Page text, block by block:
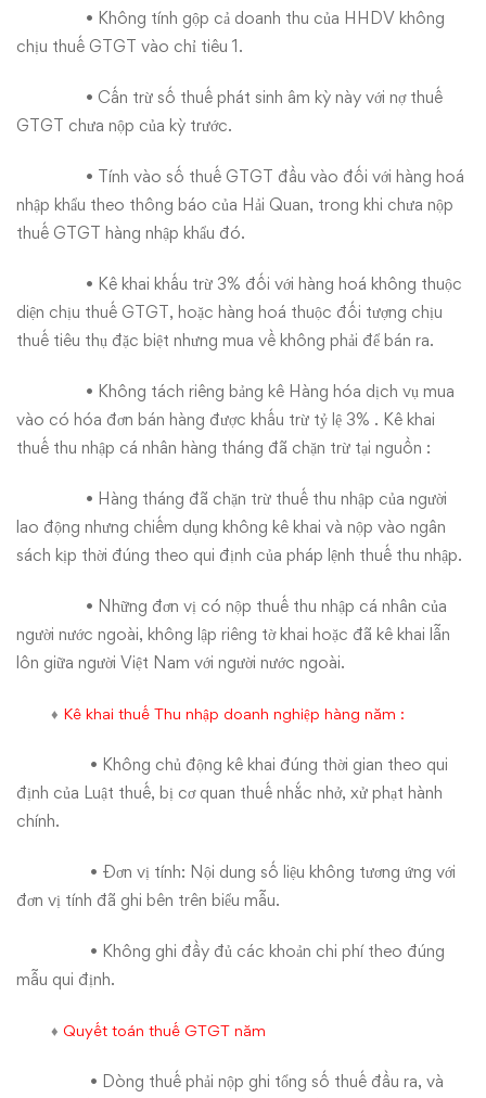
• Không tính gộp cả doanh thu của HHDV không
chịu thuế GTGT vào chỉ tiêu 1.
• Cấn trừ số thuế phát sinh âm kỳ này với nợ thuế
GTGT chưa nộp của kỳ trước.
• Tính vào số thuế GTGT đầu vào đối với hàng hoá
nhập khẩu theo thông báo của Hải Quan, trong khi chưa nộp
thuế GTGT hàng nhập khẩu đó.
• Kê khai khấu trừ 3% đối với hàng hoá không thuộc
diện chịu thuế GTGT, hoặc hàng hoá thuộc đối tượng chịu
thuế tiêu thụ đặc biệt nhưng mua về không phải để bán ra.
• Không tách riêng bảng kê Hàng hóa dịch vụ mua
vào có hóa đơn bán hàng được khấu trừ tỷ lệ 3% . Kê khai
thuế thu nhập cá nhân hàng tháng đã chặn trừ tại nguồn :
• Hàng tháng đã chặn trừ thuế thu nhập của người
lao động nhưng chiếm dụng không kê khai và nộp vào ngân
sách kịp thời đúng theo qui định của pháp lệnh thuế thu nhập.
• Những đơn vị có nộp thuế thu nhập cá nhân của
người nước ngoài, không lập riêng tờ khai hoặc đã kê khai lẫn
lôn giữa người Việt Nam với người nước ngoài.
♦ Kê khai thuế Thu nhập doanh nghiệp hàng năm :
• Không chủ động kê khai đúng thời gian theo qui
định của Luật thuế, bị cơ quan thuế nhắc nhở, xử phạt hành
chính.
• Đơn vị tính: Nội dung số liệu không tương ứng với
đơn vị tính đã ghi bên trên biểu mẫu.
• Không ghi đầy đủ các khoản chi phí theo đúng
mẫu qui định.
♦ Quyết toán thuế GTGT năm
• Dòng thuế phải nộp ghi tổng số thuế đầu ra, và